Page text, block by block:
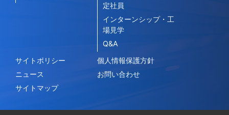
定社員
インターンシップ・工
場見学
Q&A
サイトポリシー
個人情報保護方針
ニュース
お問い合わせ
サイトマップ